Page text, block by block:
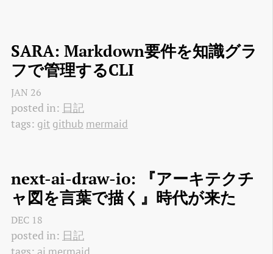
SARA: Markdown要件を知識グラ
フで管理するCLI
JAN 26
posted in: 日記
tags: git github mermaid
next-ai-draw-io: 『アーキテクチ
ャ図を言葉で描く』時代が来た
DEC 18
posted in: 日記